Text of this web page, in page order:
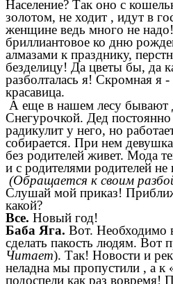
Население? Так оно с
золотом, не ходит , идут в
женщине ведь много не
бриллиантовое ко дню
алмазами к празднику,
безделицу! Да цветы бы, да
разболталась я! Скромная я
красавица.
А еще в нашем лесу
Снегурочкой. Дед
радикулит у него, но
собирается. При нем
без родителей живет. Мода
и с родителями родителей не
(Обращается к своим
Слушай мой приказ!
какой?
Все. Новый год!
Баба Яга. Вот. Необходимо
сделать пакость людям. Вот
Читает). Так! Новости и
неладна мы пропустили , а
подоспели как раз вовремя!